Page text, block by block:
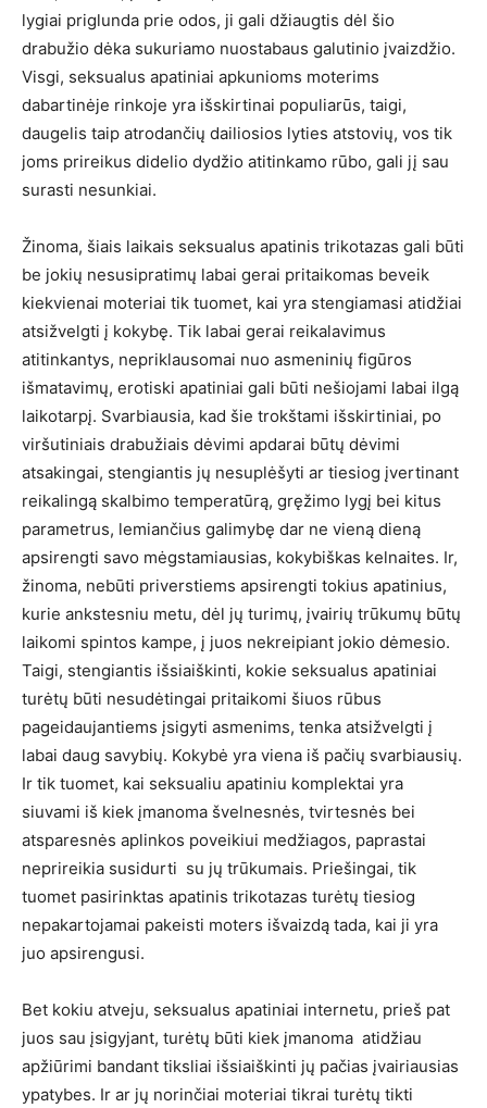
lygiai priglunda prie odos, ji gali džiaugtis dėl šio
drabužio dėka sukuriamo nuostabaus galutinio įvaizdžio.
Visgi, seksualus apatiniai apkunioms moterims
dabartinėje rinkoje yra išskirtinai populiarūs, taigi,
daugelis taip atrodančių dailiosios lyties atstovių, vos tik
joms prireikus didelio dydžio atitinkamo rūbo, gali jį sau
surasti nesunkiai.
Žinoma, šiais laikais seksualus apatinis trikotazas gali būti
be jokių nesusipratimų labai gerai pritaikomas beveik
kiekvienai moteriai tik tuomet, kai yra stengiamasi atidžiai
atsižvelgti į kokybę. Tik labai gerai reikalavimus
atitinkantys, nepriklausomai nuo asmeninių figūros
išmatavimų, erotiski apatiniai gali būti nešiojami labai ilgą
laikotarpį. Svarbiausia, kad šie trokštami išskirtiniai, po
viršutiniais drabužiais dėvimi apdarai būtų dėvimi
atsakingai, stengiantis jų nesuplėšyti ar tiesiog įvertinant
reikalingą skalbimo temperatūrą, gręžimo lygį bei kitus
parametrus, lemiančius galimybę dar ne vieną dieną
apsirengti savo mėgstamiausias, kokybiškas kelnaites. Ir,
žinoma, nebūti priverstiems apsirengti tokius apatinius,
kurie ankstesniu metu, dėl jų turimų, įvairių trūkumų būtų
laikomi spintos kampe, į juos nekreipiant jokio dėmesio.
Taigi, stengiantis išsiaiškinti, kokie seksualus apatiniai
turėtų būti nesudėtingai pritaikomi šiuos rūbus
pageidaujantiems įsigyti asmenims, tenka atsižvelgti į
labai daug savybių. Kokybė yra viena iš pačių svarbiausių.
Ir tik tuomet, kai seksualiu apatiniu komplektai yra
siuvami iš kiek įmanoma švelnesnės, tvirtesnės bei
atsparesnės aplinkos poveikiui medžiagos, paprastai
neprireikia susidurti su jų trūkumais. Priešingai, tik
tuomet pasirinktas apatinis trikotazas turėtų tiesiog
nepakartojamai pakeisti moters išvaizdą tada, kai ji yra
juo apsirengusi.
Bet kokiu atveju, seksualus apatiniai internetu, prieš pat
juos sau įsigyjant, turėtų būti kiek įmanoma atidžiau
apžiūrimi bandant tiksliai išsiaiškinti jų pačias įvairiausias
ypatybes. Ir ar jų norinčiai moteriai tikrai turėtų tikti